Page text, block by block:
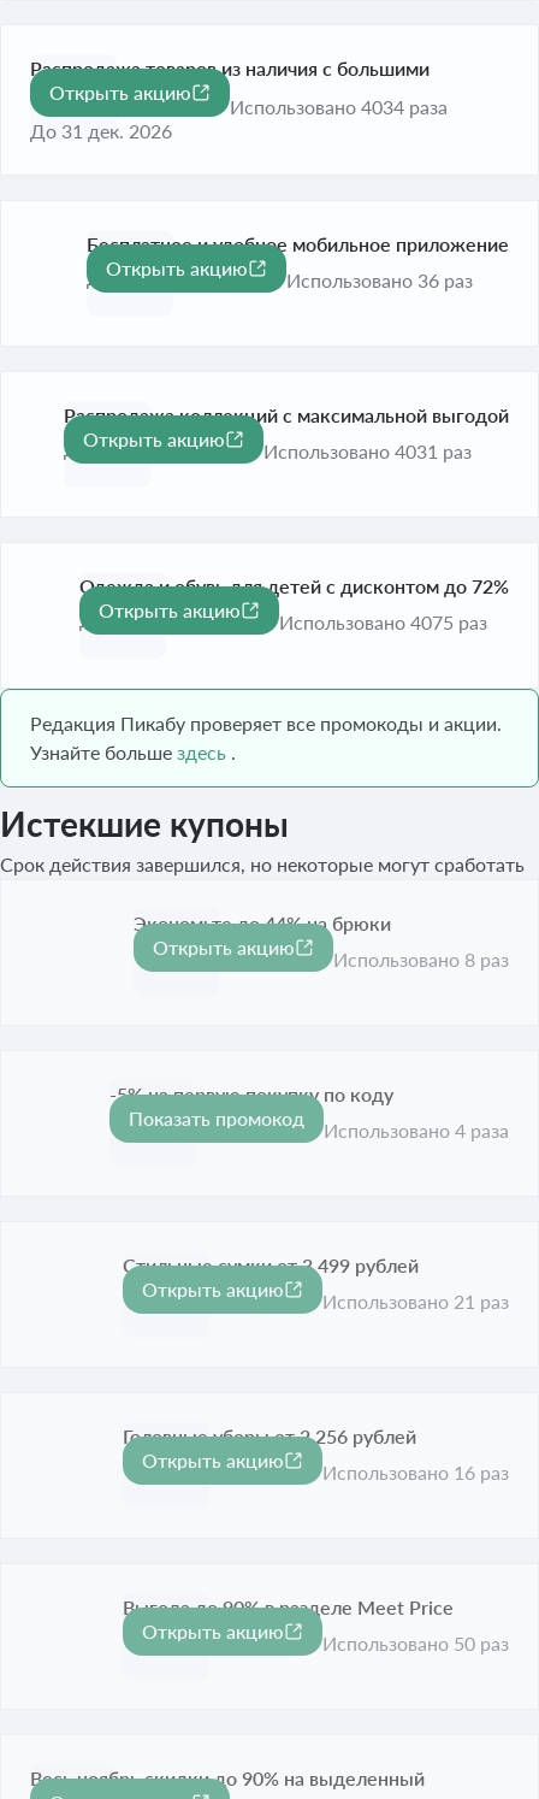
-89%
Распродажа товаров из наличия с большими
скидками до 89%
До 31 дек. 2026
Открыть акцию
Использовано 4034 раза
Бесплатное и удобное мобильное приложение
До 31 дек. 2026
Открыть акцию
Использовано 36 раз
Распродажа коллекций с максимальной выгодой
До 31 дек. 2026
Открыть акцию
Использовано 4031 раз
-72%
Одежда и обувь для детей с дисконтом до 72%
До 31 дек. 2026
Открыть акцию
Использовано 4075 раз
Редакция Пикабу проверяет все промокоды и акции.
Узнайте больше здесь .
Истекшие купоны
Срок действия завершился, но некоторые могут сработать
-44%
Экономьте до 44% на брюки
Срок акции истёк
Открыть акцию
Использовано 8 раз
-5%
-5% на первую покупку по коду
Срок акции истёк
Показать промокод
Использовано 4 раза
Стильные сумки от 3 499 рублей
Срок акции истёк
Открыть акцию
Использовано 21 раз
Головные уборы от 2 256 рублей
Срок акции истёк
Открыть акцию
Использовано 16 раз
-90%
Выгода до 90% в разделе Meet Price
Срок акции истёк
Открыть акцию
Использовано 50 раз
Весь ноябрь скидки до 90% на выделенный